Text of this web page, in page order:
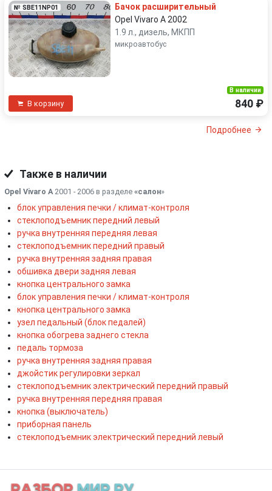
№ SBE11NP01
Бачок расширительный
Opel Vivaro A 2002
1.9 л., дизель, МКПП
микроавтобус
В корзину
В наличии
840 ₽
Подробнее
Также в наличии
Opel Vivaro A 2001 - 2006 в разделе «салон»
блок управления печки / климат-контроля
стеклоподъемник передний левый
ручка внутренняя передняя левая
стеклоподъемник передний правый
ручка внутренняя задняя правая
обшивка двери задняя левая
кнопка центрального замка
блок управления печки / климат-контроля
кнопка центрального замка
узел педальный (блок педалей)
кнопка обогрева заднего стекла
педаль тормоза
ручка внутренняя задняя правая
джойстик регулировки зеркал
стеклоподъемник электрический передний правый
ручка внутренняя передняя правая
кнопка (выключатель)
приборная панель
стеклоподъемник электрический передний левый